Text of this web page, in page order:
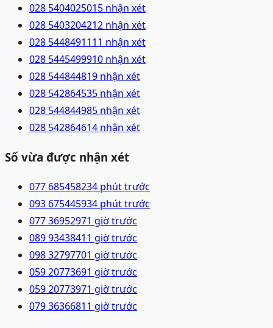
028 5404025015 nhận xét
028 5403204212 nhận xét
028 5448491111 nhận xét
028 5445499910 nhận xét
028 544844819 nhận xét
028 542864535 nhận xét
028 544844985 nhận xét
028 542864614 nhận xét
Số vừa được nhận xét
077 685458234 phút trước
093 675445934 phút trước
077 36952971 giờ trước
089 93438411 giờ trước
098 32797701 giờ trước
059 20773691 giờ trước
059 20773971 giờ trước
079 36366811 giờ trước